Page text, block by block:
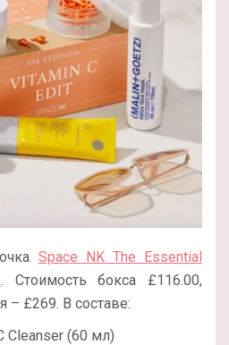
Space NK The Essential
. Стоимость бокса £116.00,
– £269. В составе:
Cleanser (60 мл)